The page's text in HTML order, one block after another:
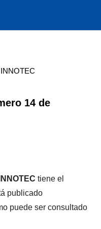
14 de
INNOTEC tiene el
publicado
puede ser consultado